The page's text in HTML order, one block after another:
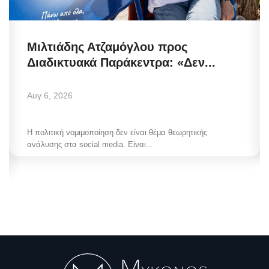
Μιλτιάδης Ατζαμόγλου προς
Διαδικτυακά Παράκεντρα: «Δεν...
Αυγ 6, 2026
Η πολιτική νομιμοποίηση δεν είναι θέμα θεωρητικής
ανάλυσης στα social media. Είναι...